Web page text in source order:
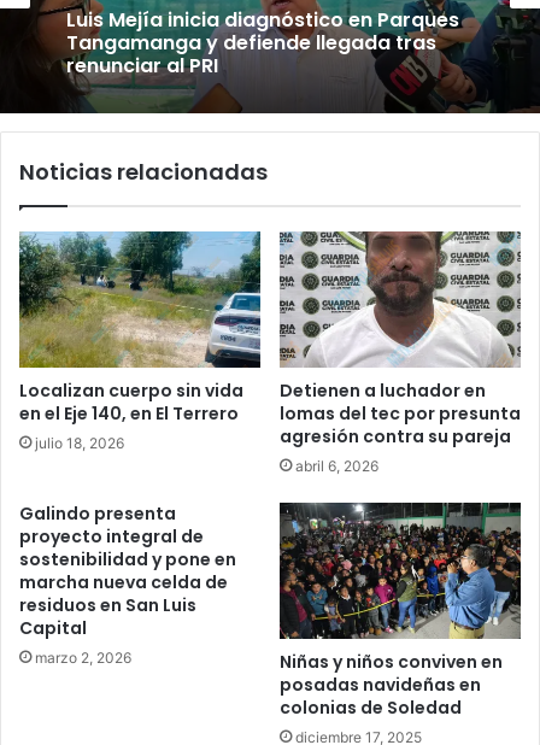
Luis Mejía inicia diagnóstico en Parques
Tangamanga y defiende llegada tras
renunciar al PRI
Noticias relacionadas
Localizan cuerpo sin vida
en el Eje 140, en El Terrero
julio 18, 2026
Detienen a luchador en
lomas del tec por presunta
agresión contra su pareja
abril 6, 2026
Galindo presenta
proyecto integral de
sostenibilidad y pone en
marcha nueva celda de
residuos en San Luis
Capital
marzo 2, 2026
Niñas y niños conviven en
posadas navideñas en
colonias de Soledad
diciembre 17, 2025